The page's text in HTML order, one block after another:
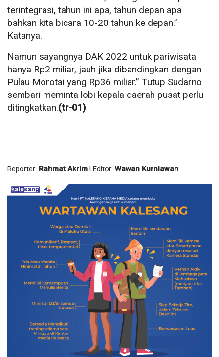
terintegrasi, tahun ini apa, tahun depan apa
bahkan kita bicara 10-20 tahun ke depan.”
Katanya.
Namun sayangnya DAK 2022 untuk pariwisata
hanya Rp2 miliar, jauh jika dibandingkan dengan
Pulau Morotai yang Rp36 miliar.” Tutup Sudarno
sembari meminta lobi kepala daerah pusat perlu
ditingkatkan.(tr-01)
Reporter: Rahmat Akrim l Editor: Wawan Kurniawan